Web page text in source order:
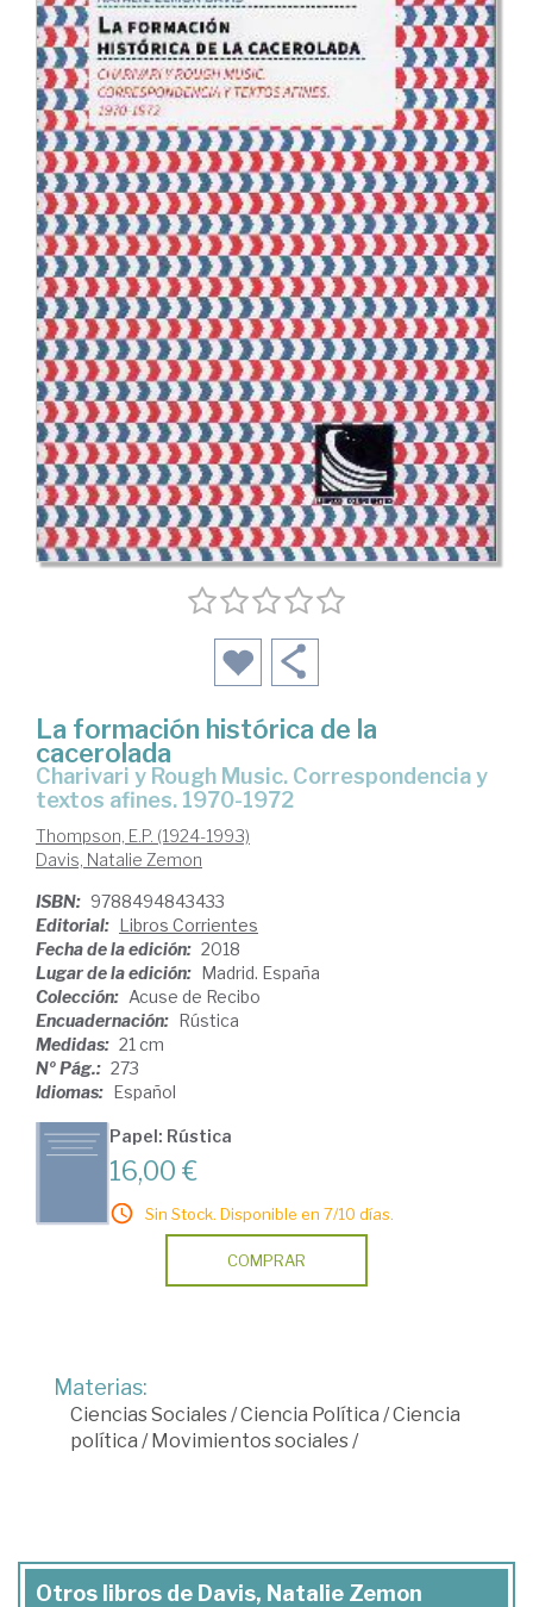
La formación histórica de la
cacerolada
Charivari y Rough Music. Correspondencia y
textos afines. 1970-1972
Thompson, E.P. (1924-1993)
Davis, Natalie Zemon
ISBN: 9788494843433
Editorial: Libros Corrientes
Fecha de la edición: 2018
Lugar de la edición: Madrid. España
Colección: Acuse de Recibo
Encuadernación: Rústica
Medidas: 21 cm
Nº Pág.: 273
Idiomas: Español
Papel: Rústica
16,00 €
Sin Stock. Disponible en 7/10 días.
COMPRAR
Materias:
Ciencias Sociales /Ciencia Política /Ciencia
política /Movimientos sociales /
Otros libros de Davis, Natalie Zemon